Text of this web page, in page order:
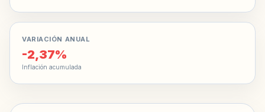
VARIACIÓN ANUAL
-2,37%
Inflación acumulada